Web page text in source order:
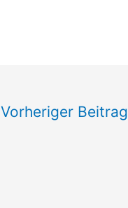
Vorheriger Beitrag